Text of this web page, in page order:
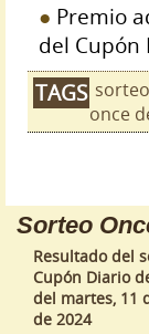
Premio
del Cupón
TAGS
once
Sorteo
Resultado del
Cupón Diario
del martes, 11
de 2024